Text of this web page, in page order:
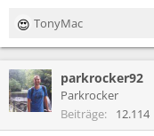
R
e
k
t
i
TonyMac
parkrocker92
Parkrocker
Beiträge
12.114